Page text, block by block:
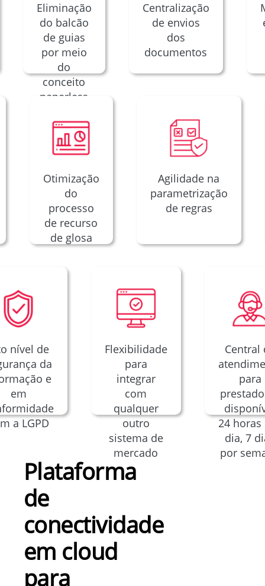
Eliminação
do balcão
de guias
por meio
do
conceito
paperless
Centralização
de envios
dos
documentos
Otimização
do
processo
de recurso
de glosa
Agilidade na
parametrização
de regras
nível de
da
e
em
a LGPD
Flexibilidade
para
integrar
com
qualquer
outro
sistema de
mercado
Central
para
24 horas
dia, 7
por
Plataforma
de
conectividade
em cloud
para